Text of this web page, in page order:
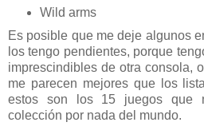
Wild arms
Es posible que me deje algunos
los tengo pendientes, porque
imprescindibles de otra consola,
me parecen mejores que los
estos son los 15 juegos que
colección por nada del mundo.